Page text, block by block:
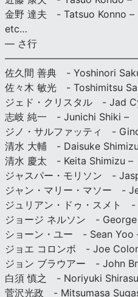
金野 達夫 - Tatsuo Konno –
etc…
— さ行
佐久間 善典 - Yoshinori
佐々木 敏光 - Toshimitsu
ジェド・クリスタル - Jad
志岐 純一 - Junichi Shiki –
ジノ・サルファッティ -
清水 大輔 - Daisuke
清水 慶太 - Keita Shimizu –
ジャスパー・モリソン -
ジャン・マリー・マソー -
ジュリアン・ドゥ・スメト
ジョージ ネルソン -
ショーン・ユー - Sean Yoo
ジョエ コロンボ - Joe
ジョン ブラウアー - John
白須 慎之 - Noriyuki
菅沢光政 - Mitsumasa